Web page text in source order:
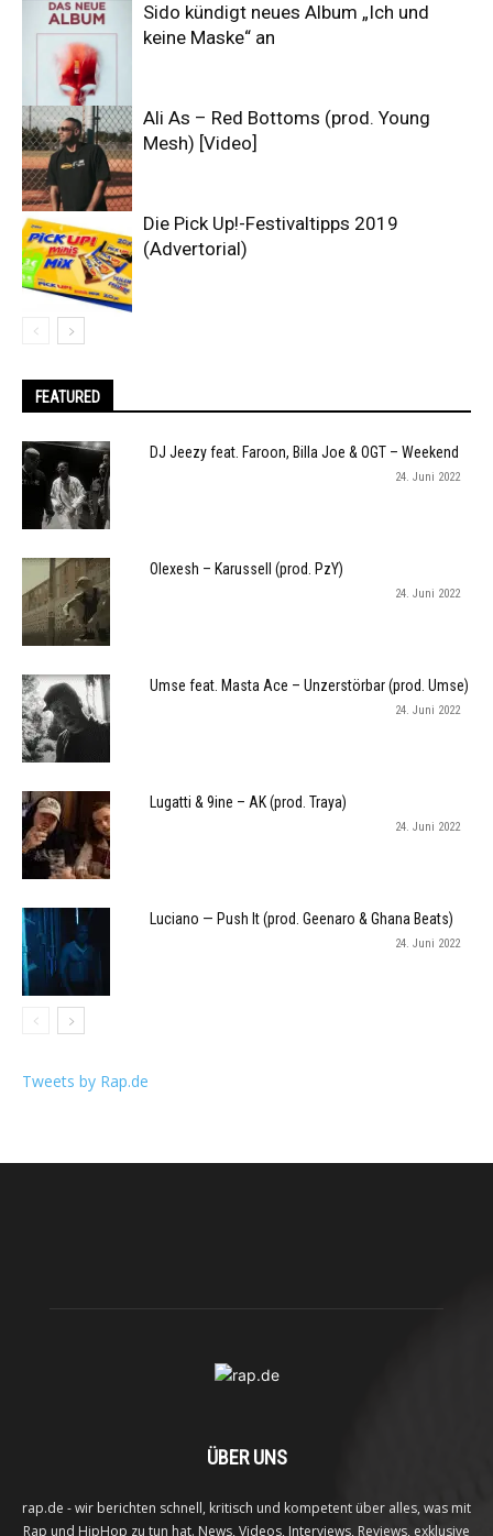
Sido kündigt neues Album „Ich und
keine Maske“ an
Ali As – Red Bottoms (prod. Young
Mesh) [Video]
Die Pick Up!-Festivaltipps 2019
(Advertorial)
FEATURED
DJ Jeezy feat. Faroon, Billa Joe & OGT – Weekend
24. Juni 2022
Olexesh – Karussell (prod. PzY)
24. Juni 2022
Umse feat. Masta Ace – Unzerstörbar (prod. Umse)
24. Juni 2022
Lugatti & 9ine – AK (prod. Traya)
24. Juni 2022
Luciano — Push It (prod. Geenaro & Ghana Beats)
24. Juni 2022
Tweets by Rap.de
ÜBER UNS
rap.de - wir berichten schnell, kritisch und kompetent über alles, was mit
Rap und HipHop zu tun hat. News, Videos, Interviews, Reviews, exklusive